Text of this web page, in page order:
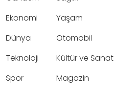
Ekonomi
Dünya
Teknoloji
Spor
Yaşam
Otomobil
Kültür ve Sanat
Magazin